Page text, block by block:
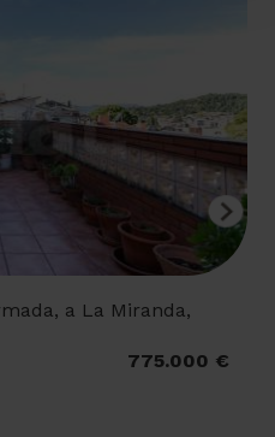
a La Miranda,
775.000 €